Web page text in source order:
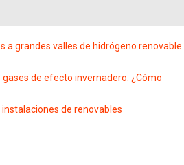
a grandes valles de hidrógeno renovable
gases de efecto invernadero. ¿Cómo
instalaciones de renovables